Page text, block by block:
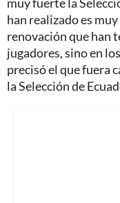
han realizado es
renovación que han
jugadores, sino en
precisó el que fuera
la Selección de